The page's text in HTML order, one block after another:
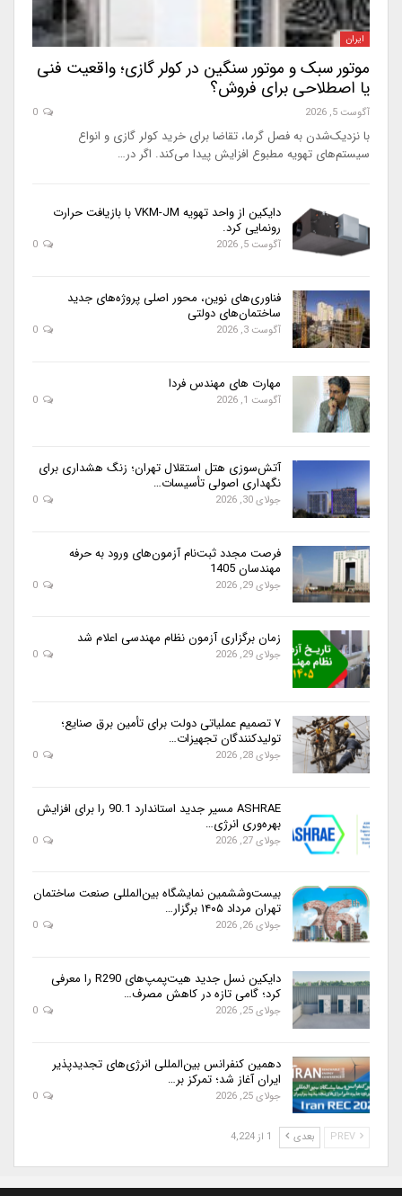
ایران
موتور سبک و موتور سنگین در کولر گازی؛ واقعیت فنی
یا اصطلاحی برای فروش؟
آگوست 5, 2026
با نزدیک‌شدن به فصل گرما، تقاضا برای خرید کولر گازی و انواع
سیستم‌های تهویه مطبوع افزایش پیدا می‌کند. اگر در…
دایکین از واحد تهویه VKM-JM با بازیافت حرارت
رونمایی کرد.
آگوست 5, 2026
فناوری‌های نوین، محور اصلی پروژه‌های جدید
ساختمان‌های دولتی
آگوست 3, 2026
مهارت های مهندس فردا
آگوست 1, 2026
آتش‌سوزی هتل استقلال تهران؛ زنگ هشداری برای
نگهداری اصولی تأسیسات…
جولای 30, 2026
فرصت مجدد ثبت‌نام آزمون‌های ورود به حرفه
مهندسان 1405
جولای 29, 2026
زمان برگزاری آزمون نظام مهندسی اعلام شد
جولای 29, 2026
۷ تصمیم عملیاتی دولت برای تأمین برق صنایع؛
تولیدکنندگان تجهیزات…
جولای 28, 2026
ASHRAE مسیر جدید استاندارد 90.1 را برای افزایش
بهره‌وری انرژی…
جولای 27, 2026
بیست‌وششمین نمایشگاه بین‌المللی صنعت ساختمان
تهران مرداد ۱۴۰۵ برگزار…
جولای 26, 2026
دایکین نسل جدید هیت‌پمپ‌های R290 را معرفی
کرد؛ گامی تازه در کاهش مصرف…
جولای 25, 2026
دهمین کنفرانس بین‌المللی انرژی‌های تجدیدپذیر
ایران آغاز شد؛ تمرکز بر…
جولای 25, 2026
بعدی 1 از 4,224